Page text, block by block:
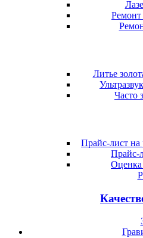
Литье
Часто
Прайс-лист
Прайс-